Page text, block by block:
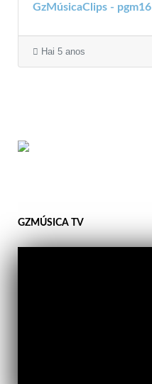
GzMúsicaClips - pgm16
Hai 5 anos
GZMÚSICA TV